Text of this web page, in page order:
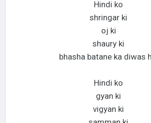
Hindi ko
shringar ki
oj ki
shaury ki
bhasha batane ka diwas
Hindi ko
gyan ki
vigyan ki